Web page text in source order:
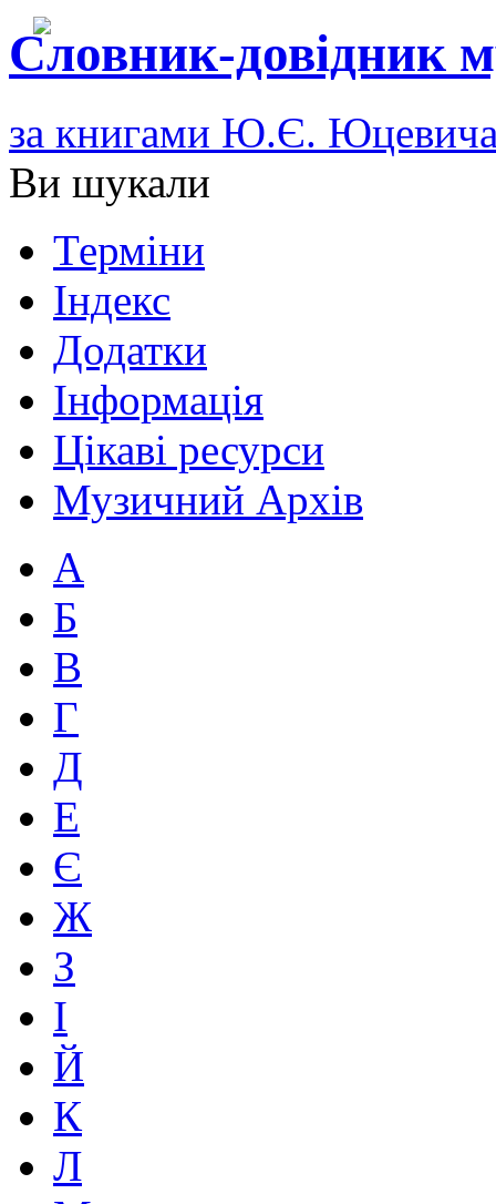
Словник-довідник
за книгами Ю.Є.
Ви шукали
Терміни
Індекс
Додатки
Інформація
Цікаві ресурси
Музичний Архів
А
Б
В
Г
Д
Е
Є
Ж
З
І
Й
К
Л